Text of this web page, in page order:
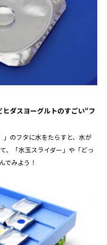
ダスヨーグルトのすごい“フ
」のフタに水をたらすと、水が
、「水玉スライダー」や「どっ
でみよう！